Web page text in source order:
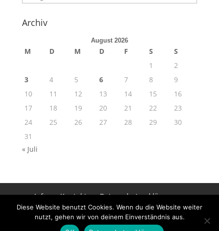
Archiv
August 2026
M D M D F S
S
1
2
3
4 5 6 7 8
9
10
11 12 13 14 15
16
17
18 19 20 21 22
23
24
25 26 27 28 29
30
31
« Juli
Info Kontakt
Datenschutzerklärung
Impressum
Diese Website benutzt Cookies. Wenn du die Website weiter
nutzt, gehen wir von deinem Einverständnis aus.